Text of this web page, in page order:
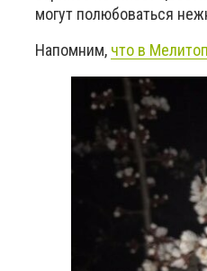
могут полюбоваться
Напомним, что в